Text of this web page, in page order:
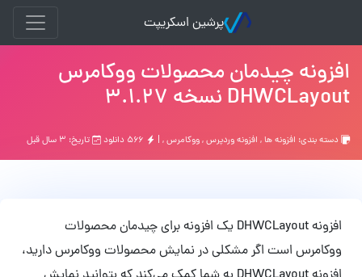
پرشین اسکریپت
افزونه چیدمان محصولات ووکامرس
DHWCLayout نسخه 3.1.27
دسته بندی: افزونه ها, افزونه وردپرس,ووکامرس, | تاریخ: ۳ سال قبل
افزونه DHWCLayout یک افزونه برای چیدمان محصولات
ووکامرس است اگر مشکلی در نمایش محصولات ووکامرس دارید،